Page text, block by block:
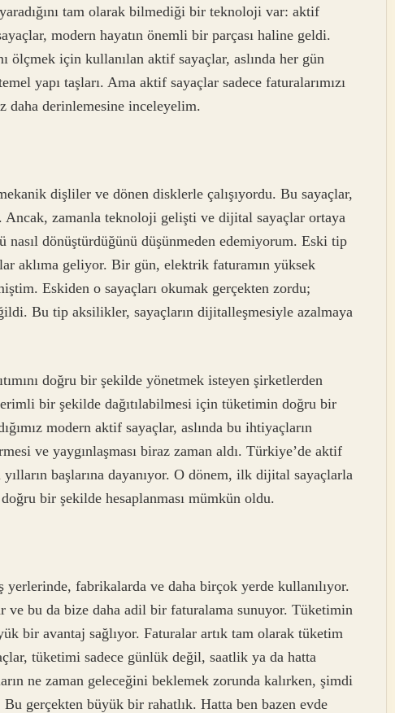
tam olarak bilmediği bir teknoloji var: aktif
modern hayatın önemli bir parçası haline geldi.
ölçmek için kullanılan aktif sayaçlar, aslında her gün
yapı taşları. Ama aktif sayaçlar sadece faturalarımızı
daha derinlemesine inceleyelim.
dişliler ve dönen disklerle çalışıyordu. Bu sayaçlar,
zamanla teknoloji gelişti ve dijital sayaçlar ortaya
nasıl dönüştürdüğünü düşünmeden edemiyorum. Eski tip
aklıma geliyor. Bir gün, elektrik faturamın yüksek
Eskiden o sayaçları okumak gerçekten zordu;
Bu tip aksilikler, sayaçların dijitalleşmesiyle azalmaya
doğru bir şekilde yönetmek isteyen şirketlerden
bir şekilde dağıtılabilmesi için tüketimin doğru bir
modern aktif sayaçlar, aslında bu ihtiyaçların
ve yaygınlaşması biraz zaman aldı. Türkiye’de aktif
yılların başlarına dayanıyor. O dönem, ilk dijital sayaçlarla
bir şekilde hesaplanması mümkün oldu.
fabrikalarda ve daha birçok yerde kullanılıyor.
bu da bize daha adil bir faturalama sunuyor. Tüketimin
bir avantaj sağlıyor. Faturalar artık tam olarak tüketim
tüketimi sadece günlük değil, saatlik ya da hatta
ne zaman geleceğini beklemek zorunda kalırken, şimdi
gerçekten büyük bir rahatlık. Hatta ben bazen evde